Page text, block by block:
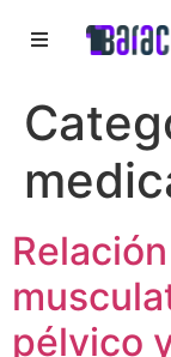
EQUIPACIÓN DEPORTIVA
RÓTULOS
pélvico